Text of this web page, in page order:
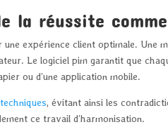
la réussite
expérience client optimale. Une
Le logiciel pim garantit que
ou d’une application mobile.
, évitant ainsi les
ce travail d’harmonisation.